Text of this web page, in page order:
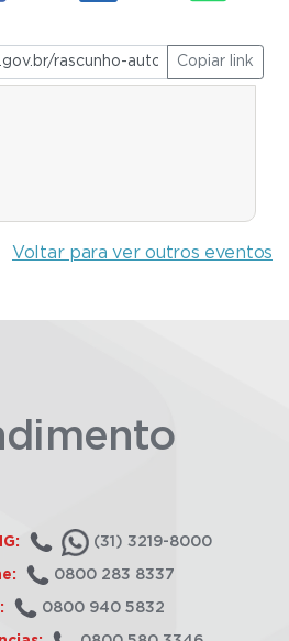
Copiar link
Voltar para ver outros eventos
(31) 3219-8000
0800 283 8337
0800 940 5832